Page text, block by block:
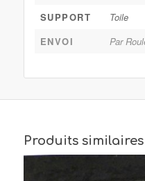
SUPPORT
Toile
ENVOI
Par
Produits similaires